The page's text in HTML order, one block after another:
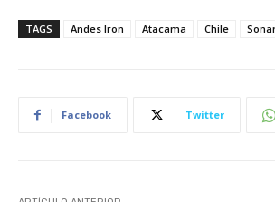
TAGS Andes Iron Atacama Chile
Facebook Twitter